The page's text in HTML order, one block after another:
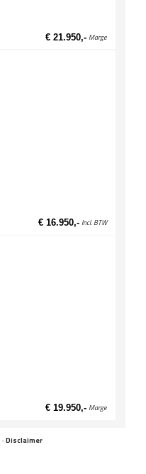
€ 21.950,- Marge
€ 16.950,- Incl. BTW
€ 19.950,- Marge
-Disclaimer